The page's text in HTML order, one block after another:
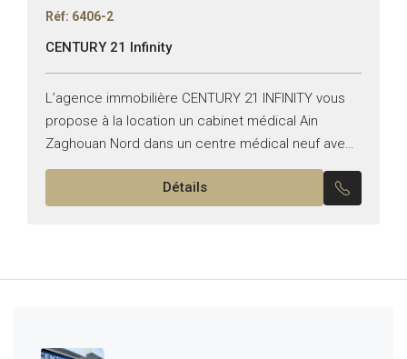
Réf: 6406-2
CENTURY 21 Infinity
L’agence immobilière CENTURY 21 INFINITY vous
propose à la location un cabinet médical Ain
Zaghouan Nord dans un centre médical neuf ave
ascenseurs Superficie: 91 m² il est composé de : -
Détails